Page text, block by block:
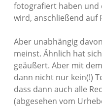
fotografiert haben und
wird, anschließend auf
Aber unabhängig
meinst. Ähnlich hat
geäußert. Aber mit
dann nicht nur kein(!)
dass dann auch alle
(abgesehen vom